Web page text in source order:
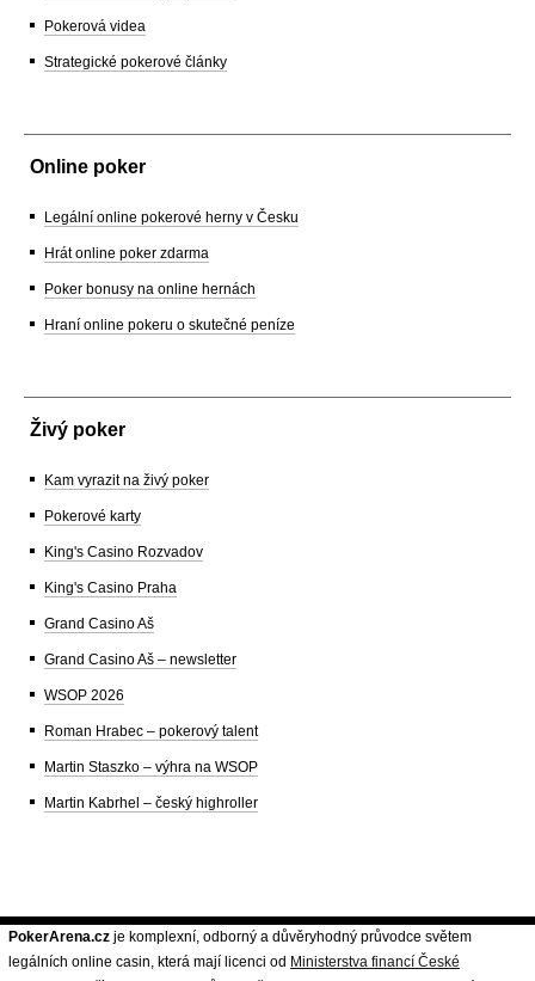
Pokerová videa
Strategické pokerové články
Online poker
Legální online pokerové herny v Česku
Hrát online poker zdarma
Poker bonusy na online hernách
Hraní online pokeru o skutečné peníze
Živý poker
Kam vyrazit na živý poker
Pokerové karty
King's Casino Rozvadov
King's Casino Praha
Grand Casino Aš
Grand Casino Aš – newsletter
WSOP 2026
Roman Hrabec – pokerový talent
Martin Staszko – výhra na WSOP
Martin Kabrhel – český highroller
PokerArena.cz je komplexní, odborný a důvěryhodný průvodce světem
legálních online casin, která mají licenci od Ministerstva financí České